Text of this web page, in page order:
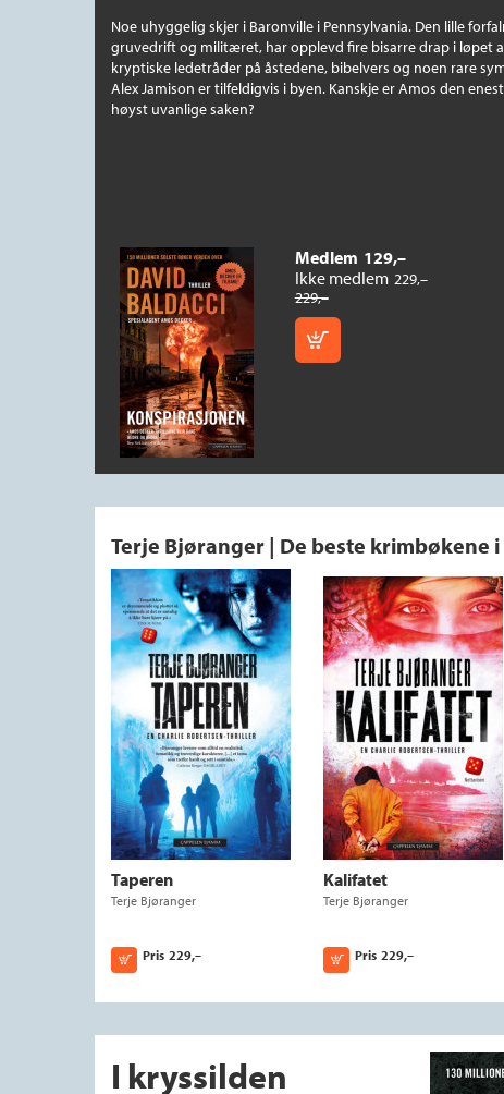
Noe uhyggelig skjer i Baronville i Pennsylvania. Den lille
gruvedrift og militæret, har opplevd fire bisarre drap i løpet
kryptiske ledetråder på åstedene, bibelvers og noen rare
Alex Jamison er tilfeldigvis i byen. Kanskje er Amos den
høyst uvanlige saken?
Medlem 129,–
Ikke medlem 229,–
229,–
Kjøp
Terje Bjøranger | De beste krimbøkene i
Taperen
Terje Bjøranger
Pris 229,–
Kjøp
Kalifatet
Terje Bjøranger
Pris 229,–
Kjøp
I kryssilden